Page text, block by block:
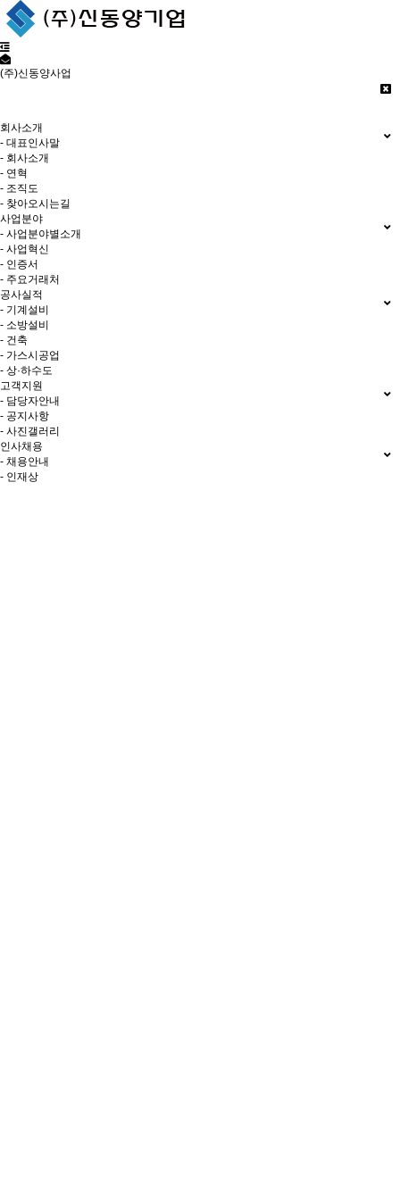
(주)신동양사업
회사소개
- 대표인사말
- 회사소개
- 연혁
- 조직도
- 찾아오시는길
사업분야
- 사업분야별소개
- 사업혁신
- 인증서
- 주요거래처
공사실적
- 기계설비
- 소방설비
- 건축
- 가스시공업
- 상·하수도
고객지원
- 담당자안내
- 공지사항
- 사진갤러리
인사채용
- 채용안내
- 인재상